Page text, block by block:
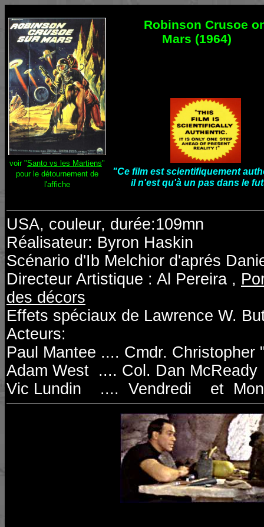
voir "Santo vs les Martiens"
pour le détournement de
l'affiche
Robinson Crusoe
Mars (1964)
"Ce film est scientifiquement
il n'est qu'à un pas dans le
USA, couleur, durée:109mn
Réalisateur: Byron Haskin
Scénario d'Ib Melchior d'aprés
Directeur Artistique : Al Pereira ,
des décors
Effets spéciaux de Lawrence W.
Acteurs:
Paul Mantee .... Cmdr. Christopher
Adam West .... Col. Dan McReady
Vic Lundin .... Vendredi et